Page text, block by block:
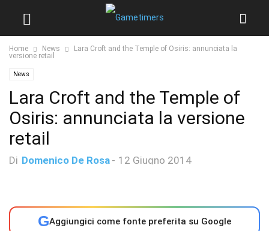
Home News
Lara Croft and the Temple of Osiris: annunciata la
versione retail
News
Lara Croft and the Temple of
Osiris: annunciata la versione
retail
Di Domenico De Rosa - 12 Giugno 2014
GAggiungici come fonte preferita su Google